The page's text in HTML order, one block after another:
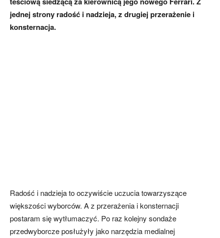
jednej strony radość i nadzieja, z drugiej przerażenie i
konsternacja.
Radość i nadzieja to oczywiście uczucia towarzyszące
większości wyborców. A z przerażenia i konsternacji
postaram się wytłumaczyć. Po raz kolejny sondaże
przedwyborcze posłużyły jako narzędzia medialnej